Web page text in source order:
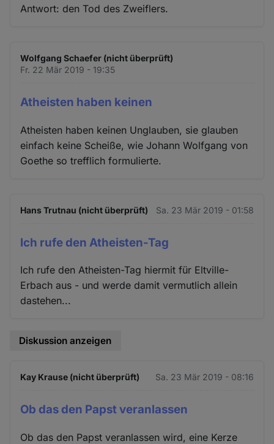
Antwort: den Tod des Zweiflers.
Wolfgang Schaefer (nicht überprüft)
Fr. 22 Mär 2019 - 19:35
Atheisten haben keinen
Atheisten haben keinen Unglauben, sie glauben
einfach keine Scheiße, wie Johann Wolfgang von
Goethe so trefflich formulierte.
Hans Trutnau (nicht überprüft) Sa. 23 Mär 2019 - 01:58
Ich rufe den Atheisten-Tag
Ich rufe den Atheisten-Tag hiermit für Eltville-
Erbach aus - und werde damit vermutlich allein
dastehen...
Diskussion anzeigen
Kay Krause (nicht überprüft) Sa. 23 Mär 2019 - 08:16
Ob das den Papst veranlassen
Ob das den Papst veranlassen wird, eine Kerze